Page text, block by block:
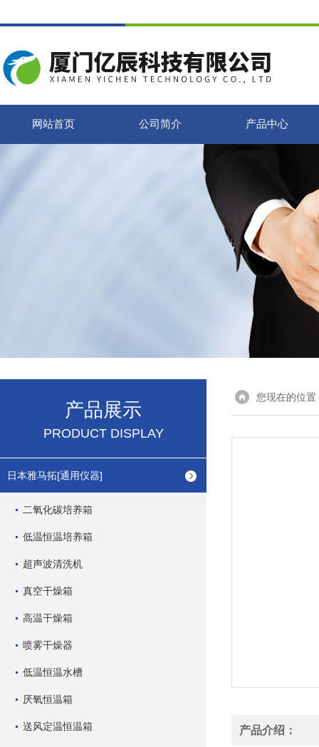
网站首页 公司简介 产品中心
产品展示
PRODUCT DISPLAY
日本雅马拓[通用仪器]
二氧化碳培养箱
低温恒温培养箱
超声波清洗机
真空干燥箱
高温干燥箱
喷雾干燥器
低温恒温水槽
厌氧恒温箱
送风定温恒温箱
您现在的位置
产品介绍：